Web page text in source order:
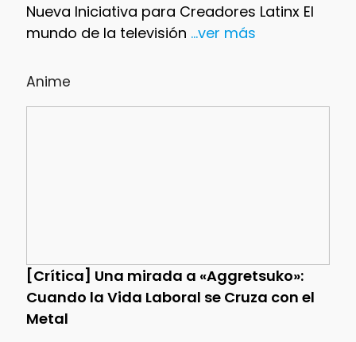
Nueva Iniciativa para Creadores Latinx El
mundo de la televisión ...ver más
Anime
[Crítica] Una mirada a «Aggretsuko»:
Cuando la Vida Laboral se Cruza con el
Metal